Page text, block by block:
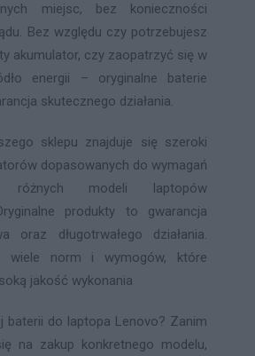
miejsc, bez konieczności
Bez względu czy potrzebujesz
akumulator, czy zaopatrzyć się w
energii – oryginalne baterie
skutecznego działania.
sklepu znajduje się szeroki
dopasowanych do wymagań
różnych modeli laptopów
produkty to gwarancja
oraz długotrwałego działania.
wiele norm i wymogów, które
jakość wykonania
baterii do laptopa Lenovo? Zanim
na zakup konkretnego modelu,